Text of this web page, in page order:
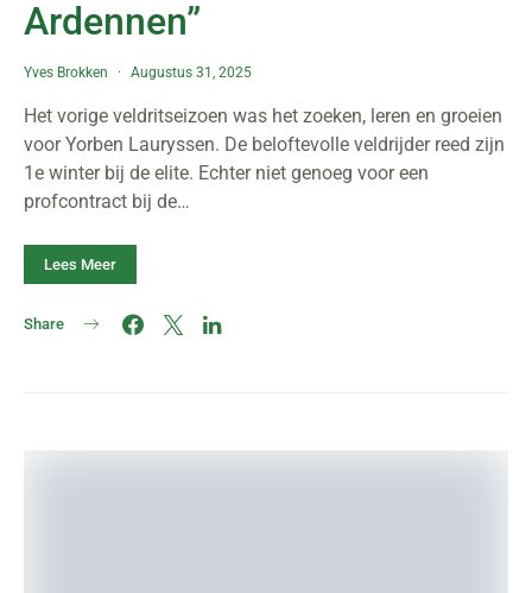
Ardennen”
Yves Brokken Augustus 31, 2025
Het vorige veldritseizoen was het zoeken, leren en groeien
voor Yorben Lauryssen. De beloftevolle veldrijder reed zijn
1e winter bij de elite. Echter niet genoeg voor een
profcontract bij de…
Lees Meer
Share